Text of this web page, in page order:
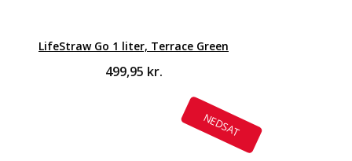
LifeStraw Go 1 liter, Terrace Green
499,95 kr.
NEDSAT